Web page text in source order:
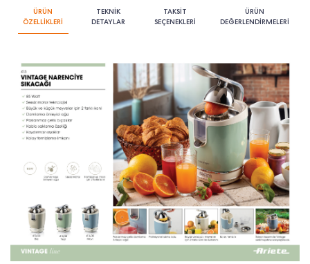
ÜRÜN
ÖZELLİKLERİ
TEKNİK
DETAYLAR
TAKSİT
SEÇENEKLERİ
ÜRÜN
DEĞERLENDİRMELERİ